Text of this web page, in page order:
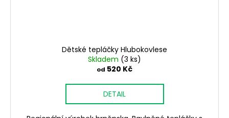
Dětské tepláčky Hlubokovlese
Skladem (3 ks)
od 520 Kč
DETAIL